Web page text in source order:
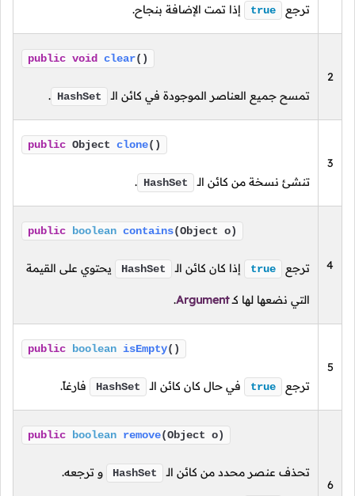
ترجع true إذا تمت الإضافة بنجاح.
2
public void clear()
تمسح جميع العناصر الموجودة في كائن الـ HashSet
.
3
public Object clone()
تنشئ نسخة من كائن الـ HashSet
.
4
public boolean contains(Object o)
ترجع true إذا كان كائن الـ HashSet يحتوي على القيمة
التي نضعها لها كـArgument
.
5
public boolean isEmpty()
ترجع true في حال كان كائن الـ HashSet فارغاً.
6
public boolean remove(Object o)
تحذف عنصر محدد من كائن الـ HashSet و ترجعه.